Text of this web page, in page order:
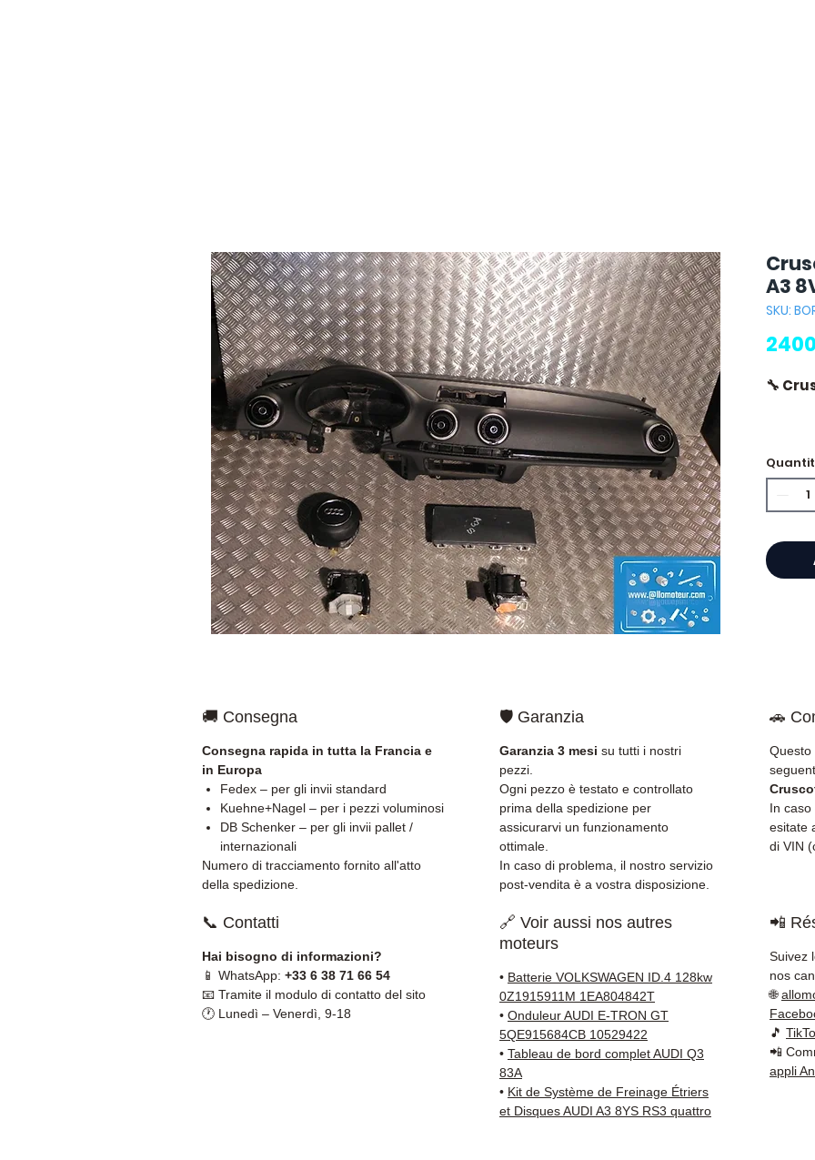
A3
SKU:
🔧
⭐
✅
✅
✅
✅
🚚 Consegna
Consegna rapida in tutta la Francia e
in Europa
Fedex – per gli invii standard
Kuehne+Nagel – per i pezzi voluminosi
DB Schenker – per gli invii pallet /
internazionali
Numero di tracciamento fornito all'atto
della spedizione.
🛡️ Garanzia
Garanzia 3 mesi su tutti i nostri
pezzi.
Ogni pezzo è testato e controllato
prima della spedizione per
assicurarvi un funzionamento
ottimale.
In caso di problema, il nostro servizio
post-vendita è a vostra disposizione.
🚗
Questo
In caso
esitate
di VIN
📞 Contatti
Hai bisogno di informazioni?
📱 WhatsApp: +33 6 38 71 66 54
📧 Tramite il modulo di contatto del sito
🕐 Lunedì – Venerdì, 9-18
🔗 Voir aussi nos autres
moteurs
• Batterie VOLKSWAGEN ID.4 128kw
0Z1915911M 1EA804842T
• Onduleur AUDI E-TRON GT
5QE915684CB 10529422
• Tableau de bord complet AUDI Q3
83A
• Kit de Système de Freinage Étriers
et Disques AUDI A3 8YS RS3 quattro
📲
Suivez
nos
🌐
🎵
📲
appli